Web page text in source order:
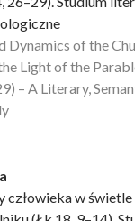
Dynamics of the
Light of the
– A Literary,
człowieka w